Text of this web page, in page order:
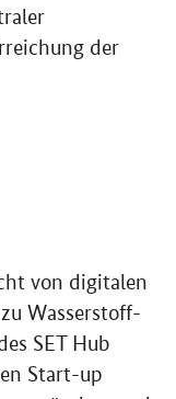
der
von digitalen
Wasserstoff-
SET Hub
Start-up